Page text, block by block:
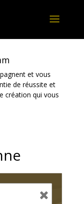
et vous
de réussite et
création qui vous